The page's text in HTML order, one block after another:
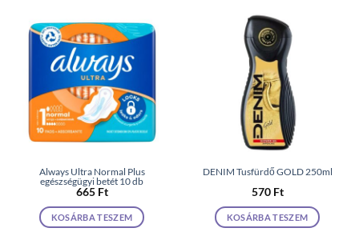
Always Ultra Normal Plus
egészségügyi betét 10 db
665 Ft
KOSÁRBA TESZEM
DENIM Tusfürdő GOLD 250ml
570 Ft
KOSÁRBA TESZEM